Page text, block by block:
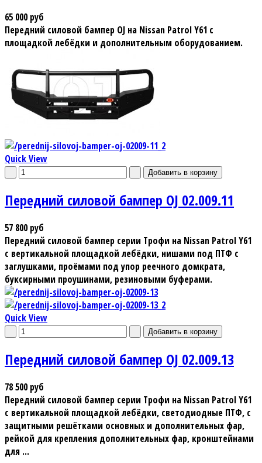
65 000 руб
Передний силовой бампер OJ на Nissan Patrol Y61 с
площадкой лебёдки и дополнительным оборудованием.
Quick View
Передний силовой бампер OJ 02.009.11
57 800 руб
Передний силовой бампер серии Трофи на Nissan Patrol Y61
с вертикальной площадкой лебёдки, нишами под ПТФ с
заглушками, проёмами под упор реечного домкрата,
буксирными проушинами, резиновыми буферами.
Quick View
Передний силовой бампер OJ 02.009.13
78 500 руб
Передний силовой бампер серии Трофи на Nissan Patrol Y61
с вертикальной площадкой лебёдки, светодиодные ПТФ, с
защитными решётками основных и дополнительных фар,
рейкой для крепления дополнительных фар, кронштейнами
для ...